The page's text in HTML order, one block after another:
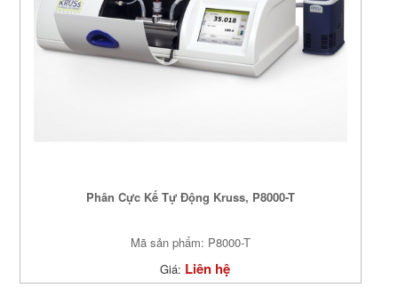
Phân Cực Kế Tự Động Kruss, P8000-T
Mã sản phẩm: P8000-T
Giá: Liên hệ